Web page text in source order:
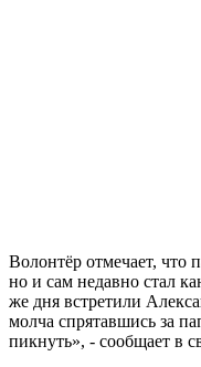
Волонтёр отмечает, что
но и сам недавно стал
же дня встретили
молча спрятавшись за
пикнуть», - сообщает в